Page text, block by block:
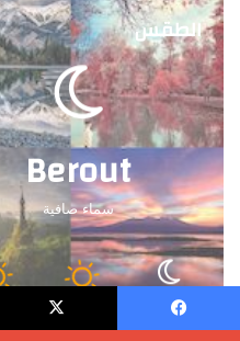
الطقس
Berout
سماء صافية
23
فيسبوك X